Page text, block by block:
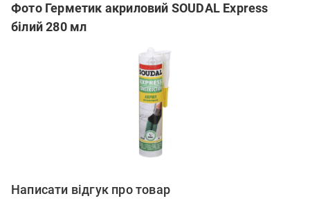
Фото Герметик акриловий SOUDAL Express
білий 280 мл
Написати відгук про товар